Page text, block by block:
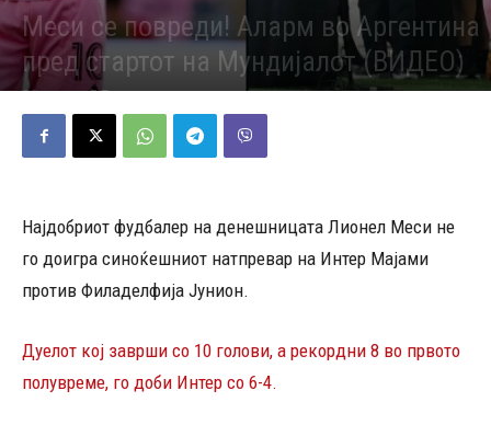
Меси се повреди! Аларм во Аргентина
пред стартот на Мундијалот (ВИДЕО)
Објавено од Д.Т. - 25/05/2026 520
Најдобриот фудбалер на денешницата Лионел Меси не
го доигра синоќешниот натпревар на Интер Мајами
против Филаделфија Јунион.
Дуелот кој заврши со 10 голови, а рекордни 8 во првото
полувреме, го доби Интер со 6-4.